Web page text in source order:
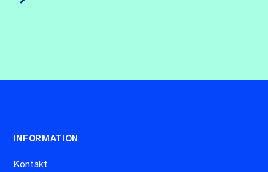
INFORMATION
Kontakt